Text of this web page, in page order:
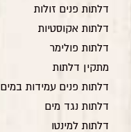
דלתות פנים זולות
דלתות אקוסטיות
דלתות פולימר
מתקין דלתות
דלתות פנים עמידות במים
דלתות נגד מים
דלתות למינטו